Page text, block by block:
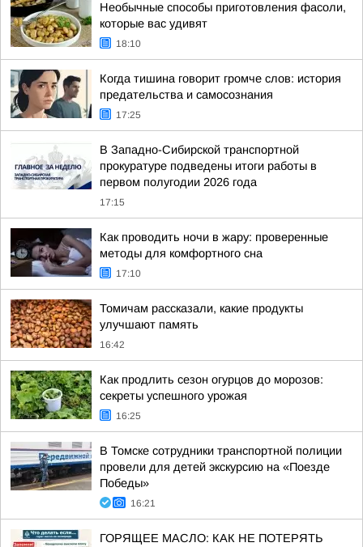
Необычные способы приготовления фасоли,
которые вас удивят
18:10
Когда тишина говорит громче слов: история
предательства и самосознания
17:25
В Западно-Сибирской транспортной
прокуратуре подведены итоги работы в
первом полугодии 2026 года
17:15
Как проводить ночи в жару: проверенные
методы для комфортного сна
17:10
Томичам рассказали, какие продукты
улучшают память
16:42
Как продлить сезон огурцов до морозов:
секреты успешного урожая
16:25
В Томске сотрудники транспортной полиции
провели для детей экскурсию на «Поезде
Победы»
16:21
ГОРЯЩЕЕ МАСЛО: КАК НЕ ПОТЕРЯТЬ